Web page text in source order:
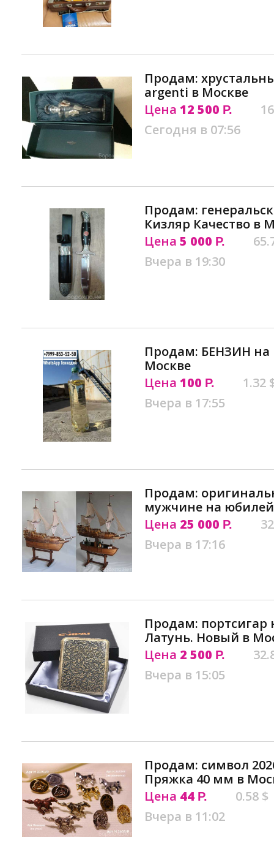
Продам:
argenti в Москве
Цена 12 500 Р.
Сегодня в 07:56
Продам:
Кизляр Качество в
Цена 5 000 Р.
Вчера в 19:30
Продам: БЕНЗИН на
Москве
Цена 100 Р.
1.32
Вчера в 17:55
Продам:
мужчине на
Цена 25 000 Р.
Вчера в 17:16
Продам: портсигар
Латунь. Новый в
Цена 2 500 Р.
Вчера в 15:05
Продам: символ
Пряжка 40 мм в
Цена 44 Р.
0.58 $
Вчера в 11:02